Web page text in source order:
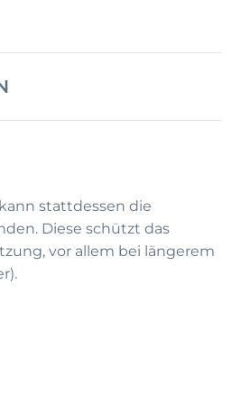
stattdessen die
Diese schützt das
vor allem bei längerem